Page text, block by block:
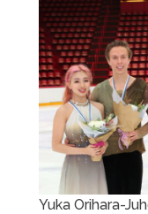
Yuka Orihara-